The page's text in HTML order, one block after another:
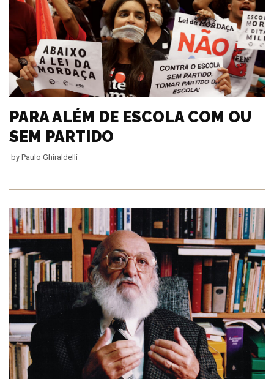
PARA ALÉM DE ESCOLA COM OU
SEM PARTIDO
by Paulo Ghiraldelli